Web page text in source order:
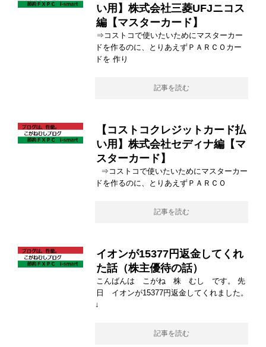
い用】株式会社三菱UFJニコス
編【マスターカード】
⇒コストコで使いたいためにマスターカー
ドを作るのに、とりあえずＰＡＲＣＯカー
ドを 作り
記事を読む
【コストコクレジットカード払
い用】株式会社セディナ編【マ
スターカード】
⇒コストコで使いたいためにマスターカー
ドを作るのに、とりあえずＰＡＲＣＯ
記事を読む
イオンが15377円返金してくれ
た話（株主優待の話）
こんばんは こがね 株 むし です。 先
日 イオンが15377円返金してくれました。
↓
記事を読む